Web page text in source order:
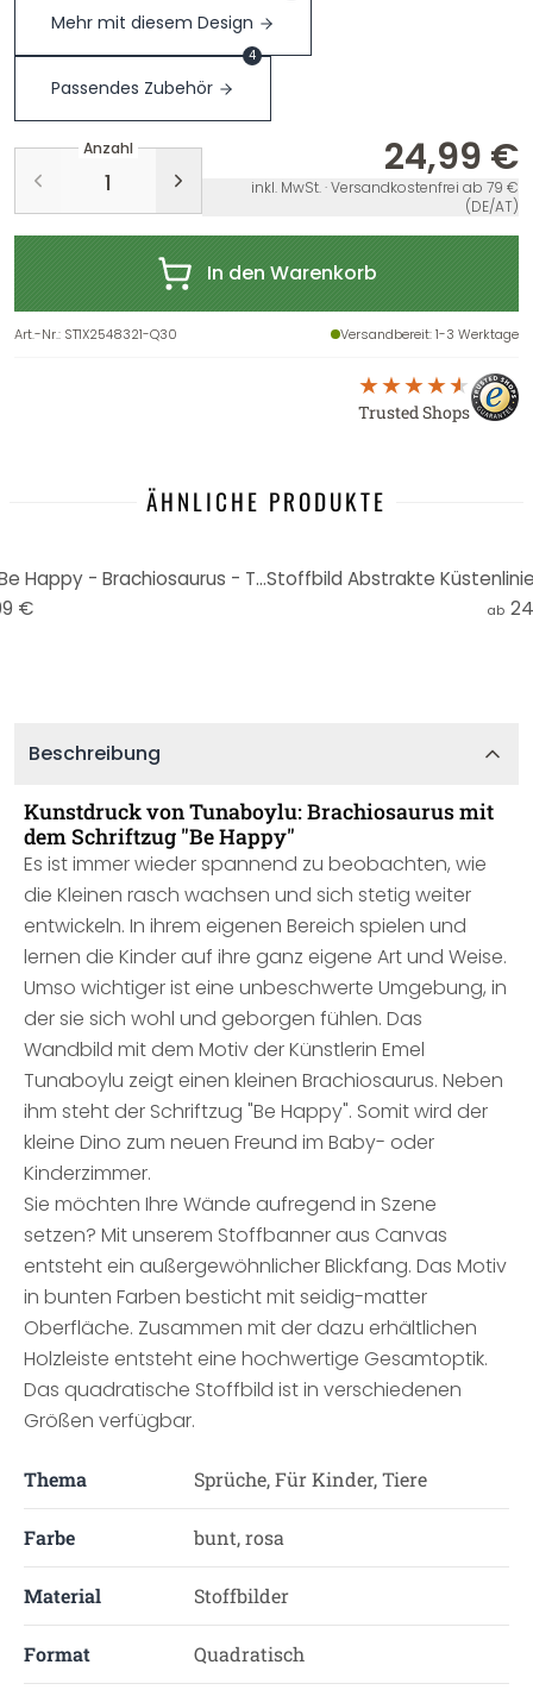
Mehr mit diesem Design
Passendes Zubehör
4
Anzahl 24,99 €
inkl. MwSt. · Versandkostenfrei ab 79 €
(DE/AT)
In den Warenkorb
Art.-Nr.: ST1X2548321-Q30 Versandbereit: 1-3 Werktage
Trusted Shops
ÄHNLICHE PRODUKTE
Holzbild zum Hinstellen - Dino Be Happy - Brachiosaurus - Tunaboylu - 15x15 cm
€
ab
Beschreibung
Kunstdruck von Tunaboylu: Brachiosaurus mit
dem Schriftzug "Be Happy"
Es ist immer wieder spannend zu beobachten, wie
die Kleinen rasch wachsen und sich stetig weiter
entwickeln. In ihrem eigenen Bereich spielen und
lernen die Kinder auf ihre ganz eigene Art und Weise.
Umso wichtiger ist eine unbeschwerte Umgebung, in
der sie sich wohl und geborgen fühlen. Das
Wandbild mit dem Motiv der Künstlerin Emel
Tunaboylu zeigt einen kleinen Brachiosaurus. Neben
ihm steht der Schriftzug "Be Happy". Somit wird der
kleine Dino zum neuen Freund im Baby- oder
Kinderzimmer.
Sie möchten Ihre Wände aufregend in Szene
setzen? Mit unserem Stoffbanner aus Canvas
entsteht ein außergewöhnlicher Blickfang. Das Motiv
in bunten Farben besticht mit seidig-matter
Oberfläche. Zusammen mit der dazu erhältlichen
Holzleiste entsteht eine hochwertige Gesamtoptik.
Das quadratische Stoffbild ist in verschiedenen
Größen verfügbar.
Thema Sprüche, Für Kinder, Tiere
Farbe bunt, rosa
Material Stoffbilder
Format Quadratisch